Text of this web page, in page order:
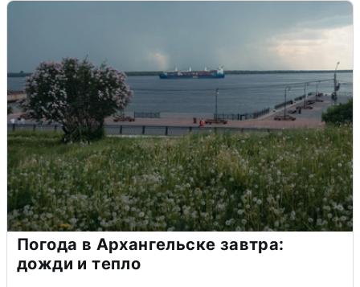
Погода в Архангельске завтра:
дожди и тепло